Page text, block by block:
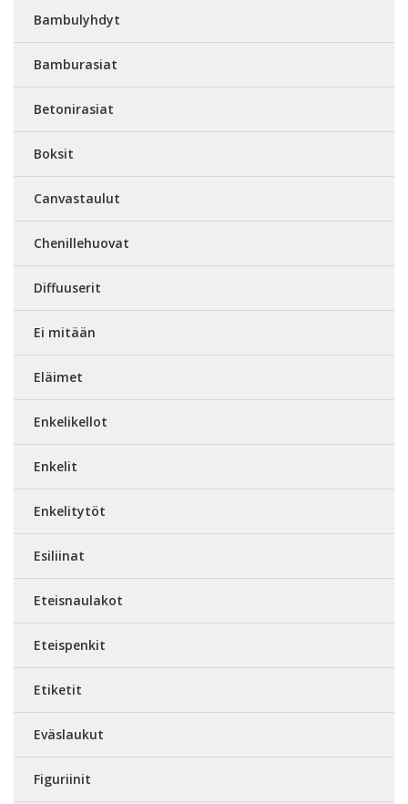
Bambulyhdyt
Bamburasiat
Betonirasiat
Boksit
Canvastaulut
Chenillehuovat
Diffuuserit
Ei mitään
Eläimet
Enkelikellot
Enkelit
Enkelitytöt
Esiliinat
Eteisnaulakot
Eteispenkit
Etiketit
Eväslaukut
Figuriinit